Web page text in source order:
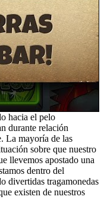
hacia el pelo
durante relación
La mayoría de las
sobre que nuestro
llevemos apostado una
dentro del
divertidas tragamonedas
existen de nuestros